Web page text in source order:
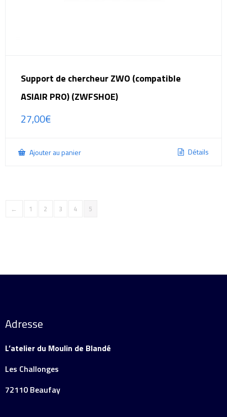
Support de chercheur ZWO (compatible
ASIAIR PRO) (ZWFSHOE)
27,00€
Ajouter au panier Détails
← 1 2 3 4 5
Adresse
L’atelier du Moulin de Blandé
Les Challonges
72110 Beaufay